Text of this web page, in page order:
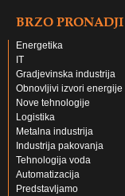
BRZO PRONADJI
Energetika
IT
Gradjevinska industrija
Obnovljivi izvori energije
Nove tehnologije
Logistika
Metalna industrija
Industrija pakovanja
Tehnologija voda
Automatizacija
Predstavljamo